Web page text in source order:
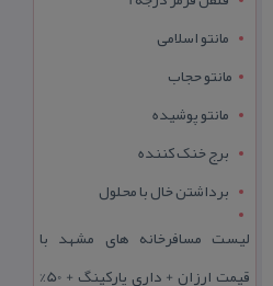
مانتو اسلامی
مانتو حجاب
مانتو پوشیده
برج خنک کننده
برداشتن خال با محلول
لیست مسافرخانه های مشهد با
قیمت ارزان + داری پارکینگ + 50%